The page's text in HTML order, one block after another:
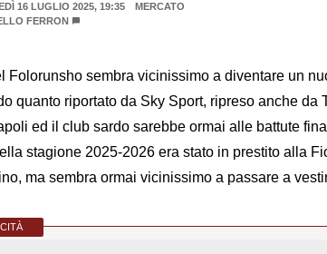
16 LUGLIO 2025, 19:35
MERCATO
FERRON
Folorunsho sembra vicinissimo a diventare un
quanto riportato da Sky Sport, ripreso anche da
ed il club sardo sarebbe ormai alle battute
stagione 2025-2026 era stato in prestito alla
ma sembra ormai vicinissimo a passare a